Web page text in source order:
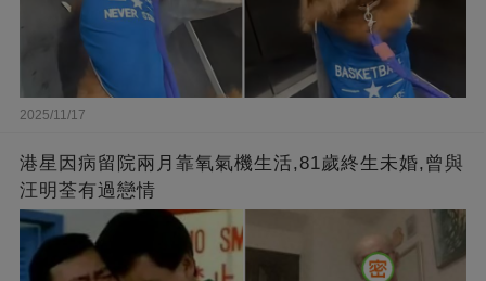
2025/11/17
港星因病留院兩月靠氧氣機生活,81歲終生未婚,曾與
汪明荃有過戀情